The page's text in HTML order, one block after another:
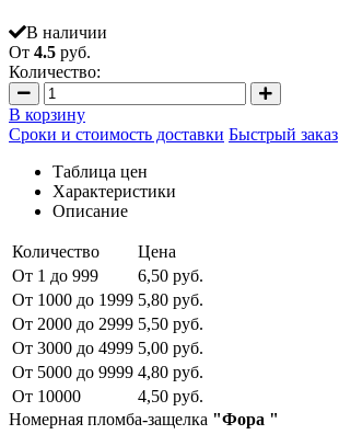
В наличии
От 4.5 руб.
Количество:
В корзину
Сроки и стоимость доставки Быстрый заказ
Таблица цен
Характеристики
Описание
Количество
Цена
От 1 до 999
6,50 руб.
От 1000 до 1999 5,80 руб.
От 2000 до 2999 5,50 руб.
От 3000 до 4999 5,00 руб.
От 5000 до 9999 4,80 руб.
От 10000
4,50 руб.
Номерная пломба-защелка "Фора "